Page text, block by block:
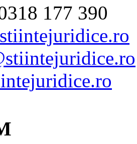
177 390